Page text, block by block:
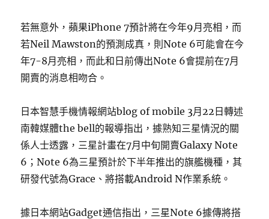
若無意外，蘋果iPhone 7預計將在今年9月亮相，而
若Neil Mawston的預測成真，則Note 6可能會在今
年7-8月亮相，而此和日前傳出Note 6會提前在7月
開賣的消息相吻合。
日本智慧手機情報網站blog of mobile 3月22日轉述
南韓媒體the bell的報導指出，據熟知三星情況的關
係人士透露，三星計畫在7月中旬開賣Galaxy Note
6；Note 6為三星預計於下半年推出的旗艦機種，其
研發代號為Grace、將搭載Android N作業系統。
據日本網站Gadget通信指出，三星Note 6據傳將搭